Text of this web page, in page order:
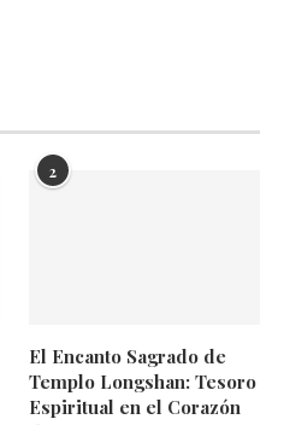
2
El Encanto Sagrado de
Templo Longshan: Tesoro
Espiritual en el Corazón